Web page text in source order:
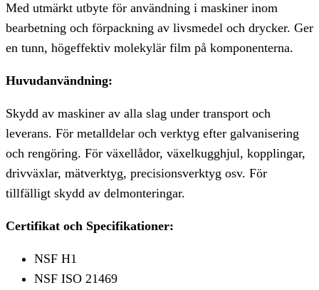
Med utmärkt utbyte för användning i maskiner inom
bearbetning och förpackning av livsmedel och drycker. Ger
en tunn, högeffektiv molekylär film på komponenterna.
Huvudanvändning:
Skydd av maskiner av alla slag under transport och
leverans. För metalldelar och verktyg efter galvanisering
och rengöring. För växellådor, växelkugghjul, kopplingar,
drivväxlar, mätverktyg, precisionsverktyg osv. För
tillfälligt skydd av delmonteringar.
Certifikat och Specifikationer:
NSF H1
NSF ISO 21469